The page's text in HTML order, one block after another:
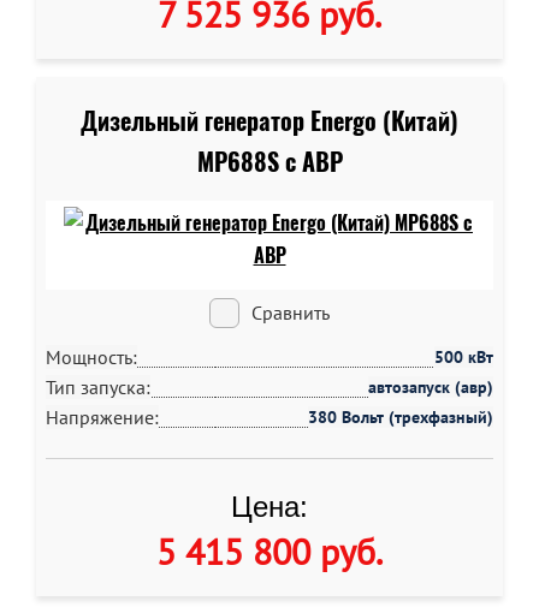
7 525 936 руб.
Дизельный генератор Energo (Китай)
MP688S c АВР
Сравнить
Мощность:
500 кВт
Тип запуска: автозапуск (авр)
Напряжение: 380 Вольт (трехфазный)
Цена:
5 415 800 руб.